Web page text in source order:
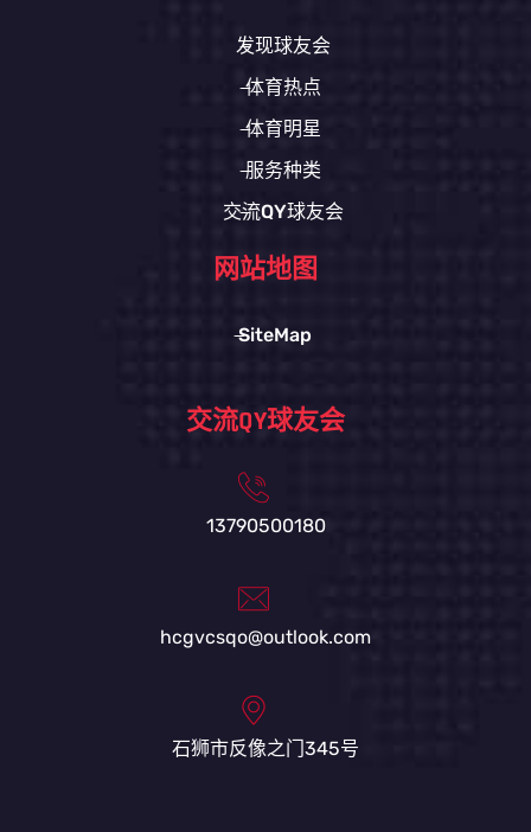
发现球友会
体育热点
体育明星
服务种类
交流QY球友会
网站地图
SiteMap
交流QY球友会
13790500180
hcgvcsqo@outlook.com
石狮市反像之门345号